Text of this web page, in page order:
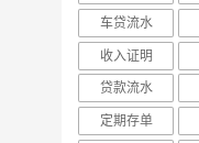
车贷流水
收入证明
贷款流水
定期存单